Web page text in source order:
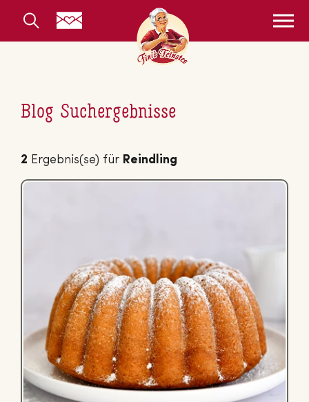
Blog Suchergebnisse
2 Ergebnis(se) für Reindling